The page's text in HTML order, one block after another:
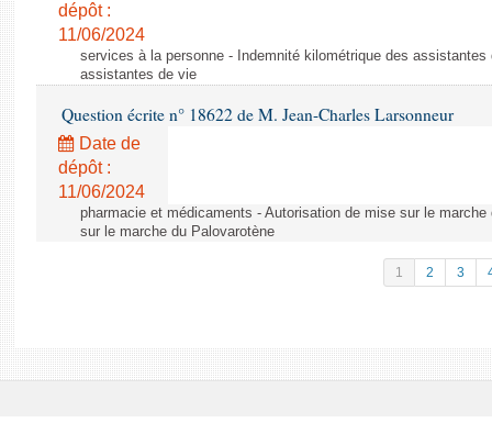
dépôt :
11/06/2024
services à la personne - Indemnité kilométrique des
assistantes de vie
Question écrite n° 18622 de M. Jean-Charles Larsonneur
Date de
dépôt :
11/06/2024
pharmacie et médicaments - Autorisation de mise sur le
sur le marche du Palovarotène
1 2 3